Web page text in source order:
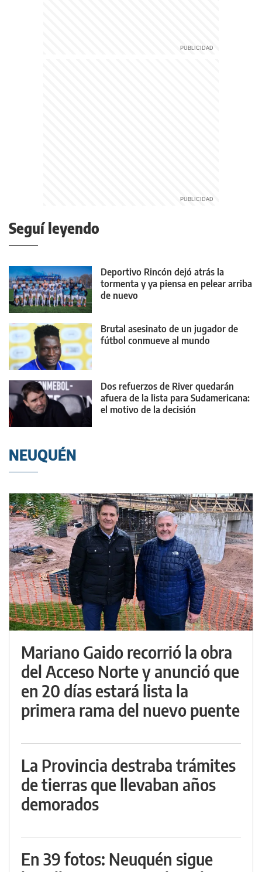
Seguí leyendo
Deportivo Rincón dejó atrás la
tormenta y ya piensa en pelear arriba
de nuevo
Brutal asesinato de un jugador de
fútbol conmueve al mundo
Dos refuerzos de River quedarán
afuera de la lista para Sudamericana:
el motivo de la decisión
NEUQUÉN
Mariano Gaido recorrió la obra
del Acceso Norte y anunció que
en 20 días estará lista la
primera rama del nuevo puente
La Provincia destraba trámites
de tierras que llevaban años
demorados
En 39 fotos: Neuquén sigue